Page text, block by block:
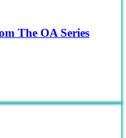
The OA Series